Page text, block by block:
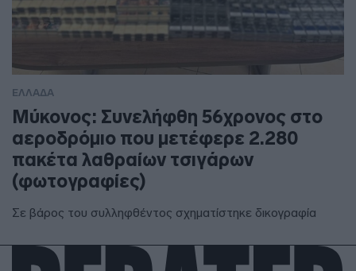
ΕΛΛΑΔΑ
Μύκονος: Συνελήφθη 56χρονος στο
αεροδρόμιο που μετέφερε 2.280
πακέτα λαθραίων τσιγάρων
(φωτογραφίες)
Σε βάρος του συλληφθέντος σχηματίστηκε δικογραφία